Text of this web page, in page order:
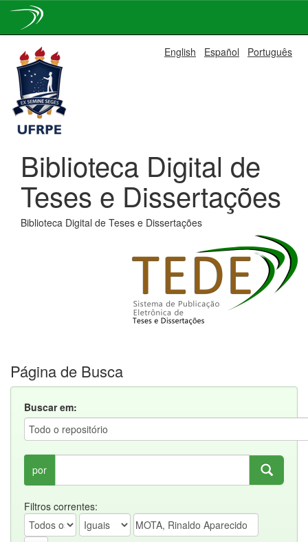
navigation
English Español Português
Biblioteca Digital de
Teses e Dissertações
Biblioteca Digital de Teses e Dissertações
Página de Busca
Buscar em:
por
Filtros correntes: